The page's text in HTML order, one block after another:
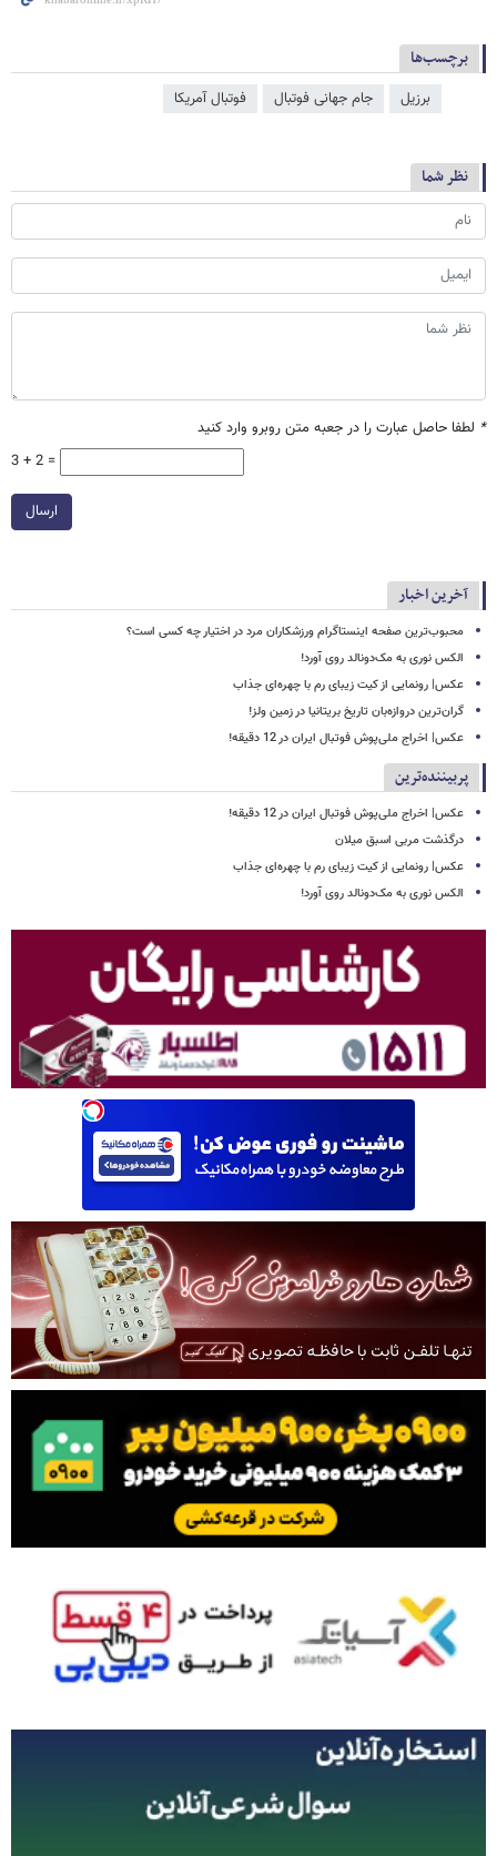
برچسب‌ها
برزیل جام جهانی فوتبال فوتبال آمریکا
نظر شما
* لطفا حاصل عبارت را در جعبه متن روبرو وارد کنید
3 + 2 =
ارسال
آخرین اخبار
محبوب‌ترین صفحه اینستاگرام ورزشکاران مرد در اختیار چه کسی است؟
الکس نوری به مک‌دونالد روی آورد!
عکس| رونمایی از کیت زیبای رم با چهره‌ای جذاب
گران‌ترین دروازه‌بان تاریخ بریتانیا در زمین ولز!
عکس| اخراج ملی‌پوش فوتبال ایران در 12 دقیقه!
پربیننده‌ترین
عکس| اخراج ملی‌پوش فوتبال ایران در 12 دقیقه!
درگذشت مربی اسبق میلان
عکس| رونمایی از کیت زیبای رم با چهره‌ای جذاب
الکس نوری به مک‌دونالد روی آورد!